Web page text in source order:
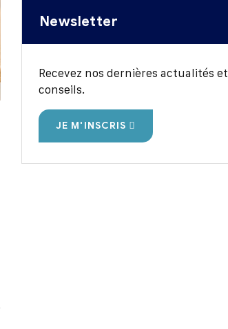
Newsletter
Recevez nos dernières actualités et
conseils.
JE M'INSCRIS